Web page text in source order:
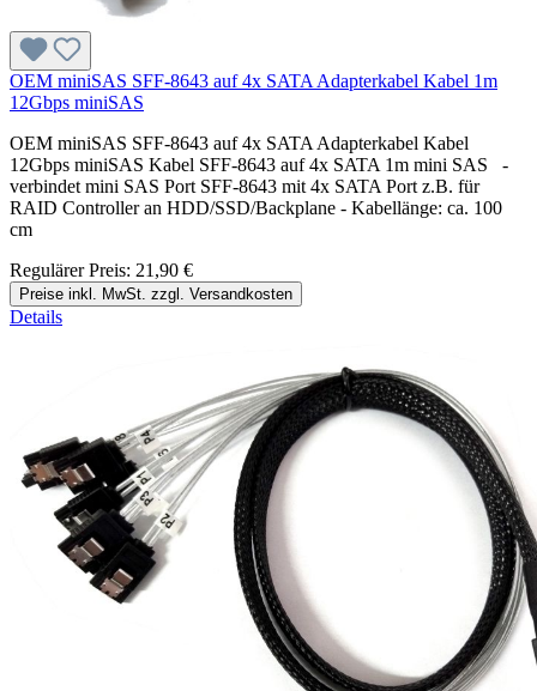
OEM miniSAS SFF-8643 auf 4x SATA Adapterkabel Kabel 1m
12Gbps miniSAS
OEM miniSAS SFF-8643 auf 4x SATA Adapterkabel Kabel
12Gbps miniSAS Kabel SFF-8643 auf 4x SATA 1m mini SAS -
verbindet mini SAS Port SFF-8643 mit 4x SATA Port z.B. für
RAID Controller an HDD/SSD/Backplane - Kabellänge: ca. 100
cm
Regulärer Preis: 21,90 €
Preise inkl. MwSt. zzgl. Versandkosten
Details